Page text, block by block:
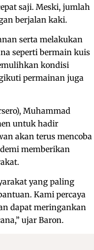
saji. Meski, jumlah
berjalan kaki.
serta melakukan
seperti bermain kuis
kondisi
permainan juga
Muhammad
untuk hadir
akan terus mencoba
memberikan
yang paling
Kami percaya
dapat meringankan
ujar Baron.